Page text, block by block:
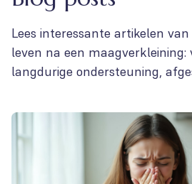
Lees interessante artikelen
leven na een
langdurige ondersteuning,